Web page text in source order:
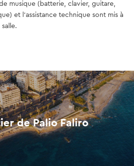
musique (batterie, clavier, guitare,
et l'assistance technique sont mis à
Mariza Kapsampeli
Le centre propose également des
les visiteurs malvoyants, à l'aide de
Danai Kokkinaki
de Palio Faliro